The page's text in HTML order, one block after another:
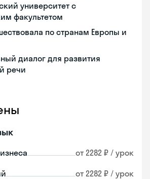
университет с
факультетом
по странам Европы и
диалог для развития
речи
от 2282 ₽ / урок
от 2282 ₽ / урок